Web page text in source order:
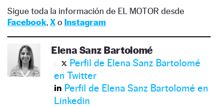
Sigue toda la información de EL MOTOR desde
Facebook, Xo Instagram
Elena Sanz Bartolomé
Perfil de Elena Sanz Bartolomé
en Twitter
Perfil de Elena Sanz Bartolomé en
Linkedin